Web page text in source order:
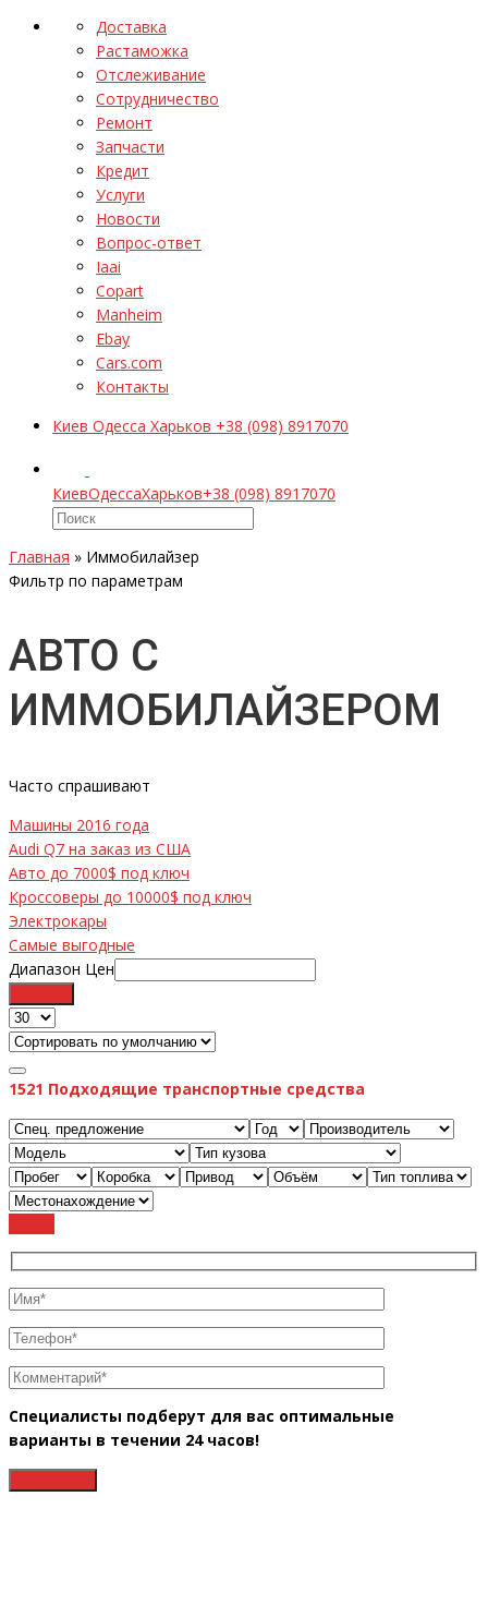
Доставка
Растаможка
Отслеживание
Сотрудничество
Ремонт
Запчасти
Кредит
Услуги
Новости
Вопрос-ответ
Iaai
Copart
Manheim
Ebay
Cars.com
Контакты
Киев Одесса Харьков +38 (098) 8917070
КиевОдессаХарьков+38 (098) 8917070
Главная » Иммобилайзер
Фильтр по параметрам
АВТО С
ИММОБИЛАЙЗЕРОМ
Часто спрашивают
Машины 2016 года
Audi Q7 на заказ из США
Авто до 7000$ под ключ
Кроссоверы до 10000$ под ключ
Электрокары
Самые выгодные
Диапазон Цен
1521 Подходящие транспортные средства
Специалисты подберут для вас оптимальные
варианты в течении 24 часов!